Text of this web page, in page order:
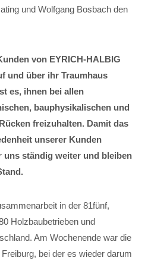
und Wolfgang Bosbach den
von EYRICH-HALBIG
und über ihr Traumhaus
es, ihnen bei allen
bauphysikalischen und
freizuhalten. Damit das
unserer Kunden
ständig weiter und bleiben
in der 81fünf,
Holzbaubetrieben und
Am Wochenende war die
bei der es wieder darum